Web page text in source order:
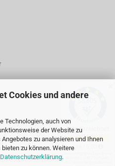
Cookies und andere
Technologien, auch von
der Website zu
zu analysieren und Ihnen
zu können. Weitere
Datenschutzerklärung.